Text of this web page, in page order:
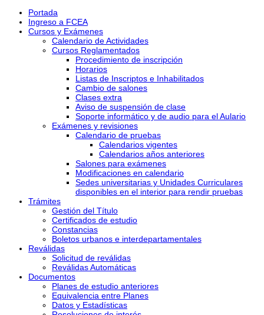
Portada
Ingreso a FCEA
Cursos y Exámenes
Calendario de Actividades
Cursos Reglamentados
Procedimiento de inscripción
Horarios
Listas de Inscriptos e Inhabilitados
Cambio de salones
Clases extra
Aviso de suspensión de clase
Soporte informático y de audio para el Aulario
Exámenes y revisiones
Calendario de pruebas
Calendarios vigentes
Calendarios años anteriores
Salones para exámenes
Modificaciones en calendario
Sedes universitarias y Unidades Curriculares
disponibles en el interior para rendir pruebas
Trámites
Gestión del Título
Certificados de estudio
Constancias
Boletos urbanos e interdepartamentales
Reválidas
Solicitud de reválidas
Reválidas Automáticas
Documentos
Planes de estudio anteriores
Equivalencia entre Planes
Datos y Estadísticas